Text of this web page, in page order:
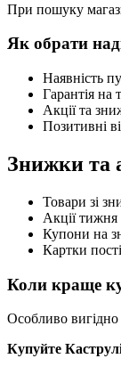
При пошуку
Як обрати
Наявність
Гарантія на
Акції та
Позитивні
Знижки та
Товари зі
Акції тижня
Купони на
Картки
Коли краще
Особливо
Купуйте